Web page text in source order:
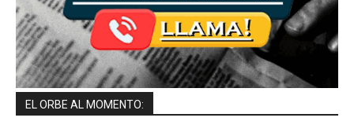
EL ORBE AL MOMENTO: